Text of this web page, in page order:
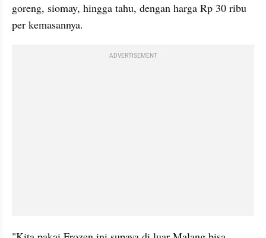
goreng, siomay, hingga tahu, dengan harga Rp 30 ribu
per kemasannya.
ADVERTISEMENT